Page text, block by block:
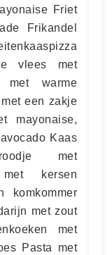
Friet
Frikandel
vlees met
met warme
een zakje
mayonaise,
Kaas
met
met kersen
komkommer
met zout
met
Pasta met